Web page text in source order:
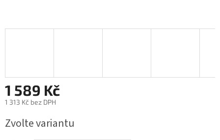
1 589 Kč
1 313 Kč bez DPH
cena:
Zvolte variantu